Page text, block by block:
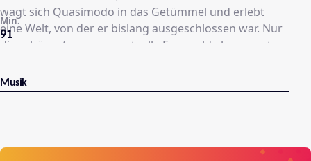
wagt sich Quasimodo in das Getümmel und erlebt
eine Welt, von der er bislang ausgeschlossen war. Nur
die schöne, temperamentvolle Esmeralda begegnet
Verfolgern schützt, gerät Quasimodo in ein
ergreifendes Abenteuer voller Action, Spaß und
91
Min.
Musik